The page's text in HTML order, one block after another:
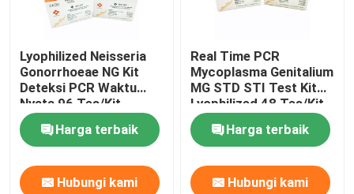
Lyophilized Neisseria
Gonorrhoeae NG Kit
Deteksi PCR Waktu
Nyata 96 Tes/Kit
Harga terbaik
Hubungi kami
Real Time PCR
Mycoplasma Genitalium
MG STD STI Test Kit
Lyophilized 48 Tes/Kit
Harga terbaik
Hubungi kami